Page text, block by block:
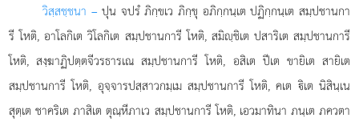
วิสฺสชฺชนา – ปุน จปรํ ภิกฺขเว ภิกฺขุ อภิกฺกนฺเต ปฏิกฺกนฺเต สมฺปชานกา
รี โหติ, อาโลกิเต วิโลกิเต สมฺปชานการี โหติ, สมิฺชิเต ปสาริเต สมฺปชานการี
โหติ, สงฺฆาฏิปตฺตจีวรธารเณ สมฺปชานการี โหติ, อสิเต ปีเต ขายิเต สายิเต
สมฺปชานการี โหติ, อุจฺจารปสฺสาวกมฺเม สมฺปชานการี โหติ, คเต ิเต นิสินฺเน
สุตฺเต ชาคริเต ภาสิเต ตุณฺหีภาเว สมฺปชานการี โหติ, เอวมาทินา ภนฺเต ภควตา